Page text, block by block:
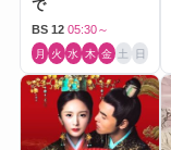
で
BS 12 05:30～
月 火 水 木 金 土 日